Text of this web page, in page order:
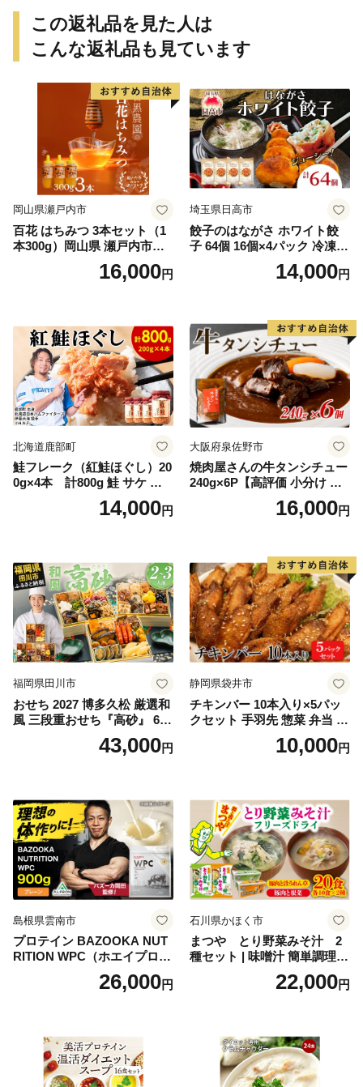
この返礼品を見た人は
こんな返礼品も見ています
岡山県瀬戸内市
百花 はちみつ 3本セット（1
本300g）岡山県 瀬戸内市産
石黒農園 ヨーグルト パン 砂
糖の代わり 香り高い いい香
16,000円
埼玉県日高市
餃子のはながさ ホワイト餃
子 64個 16個×4パック 冷凍
中華 点心 B級グルメ ご当地
野菜 おつまみ おかず 簡単調
ー ギフト お取り寄せ 日高市
14,000円
北海道鹿部町
鮭フレーク（紅鮭ほぐし）20
0g×4本 計800g 鮭 サケ 鮭
ほぐし サケフレーク シャケ
フレーク 鮭フレーク14,000円
大阪府泉佐野市
焼肉屋さんの牛タンシチュー
240g×6P【高評価 小分け 惣
菜 牛たん 一人暮らし 冷凍】
16,000円
福岡県田川市
おせち 2027 博多久松 厳選和
風 三段重おせち『高砂』 6.5
寸 3段重 2～3人前 おせち料
理 重箱 お正月 冷凍おせち 縁
ち 本格おせち おせち予約 年
末 年始 お取り寄せ 新春 贅沢
おせち こだわりおせち 惣菜
老舗おせち ふるさと納税お
せち 御節 お節料理 正月 調理
不要 おせち料理2027
43,000円
静岡県袋井市
チキンバー 10本入り×5パッ
クセット 手羽先 惣菜 弁当 お
かず お酒 おつまみ ギフト キ
ャンプ アウトドア キャンプ
10,000円
島根県雲南市
プロテイン BAZOOKA NUT
RITION WPC（ホエイプロテ
イン）＜プレーン＞ 900g｜
バズーカ岡田監修・植物由来
ロン [AIEN005]
26,000円
石川県かほく市
まつや とり野菜みそ汁 2
種セット | 味噌汁 簡単調理
お味噌 おみそ みそ とり野菜
時短料理 時短ごはん ご当地
22,000円